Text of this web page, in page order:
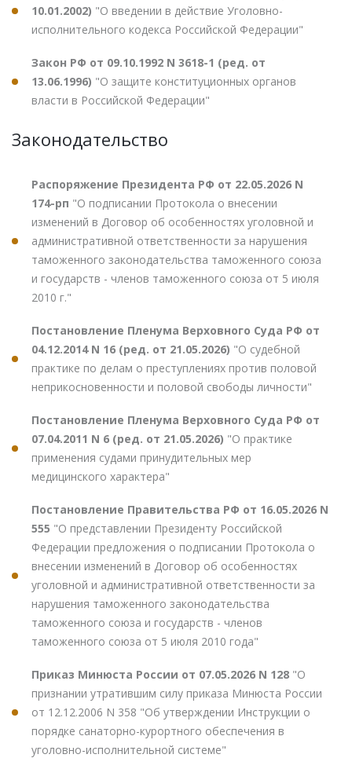
10.01.2002) "О введении в действие Уголовно-
исполнительного кодекса Российской Федерации"
Закон РФ от 09.10.1992 N 3618-1 (ред. от
13.06.1996) "О защите конституционных органов
власти в Российской Федерации"
Законодательство
Распоряжение Президента РФ от 22.05.2026 N
174-рп "О подписании Протокола о внесении
изменений в Договор об особенностях уголовной и
административной ответственности за нарушения
таможенного законодательства таможенного союза
и государств - членов таможенного союза от 5 июля
2010 г."
Постановление Пленума Верховного Суда РФ от
04.12.2014 N 16 (ред. от 21.05.2026) "О судебной
практике по делам о преступлениях против половой
неприкосновенности и половой свободы личности"
Постановление Пленума Верховного Суда РФ от
07.04.2011 N 6 (ред. от 21.05.2026) "О практике
применения судами принудительных мер
медицинского характера"
Постановление Правительства РФ от 16.05.2026 N
555 "О представлении Президенту Российской
Федерации предложения о подписании Протокола о
внесении изменений в Договор об особенностях
уголовной и административной ответственности за
нарушения таможенного законодательства
таможенного союза и государств - членов
таможенного союза от 5 июля 2010 года"
Приказ Минюста России от 07.05.2026 N 128 "О
признании утратившим силу приказа Минюста России
от 12.12.2006 N 358 "Об утверждении Инструкции о
порядке санаторно-курортного обеспечения в
уголовно-исполнительной системе"